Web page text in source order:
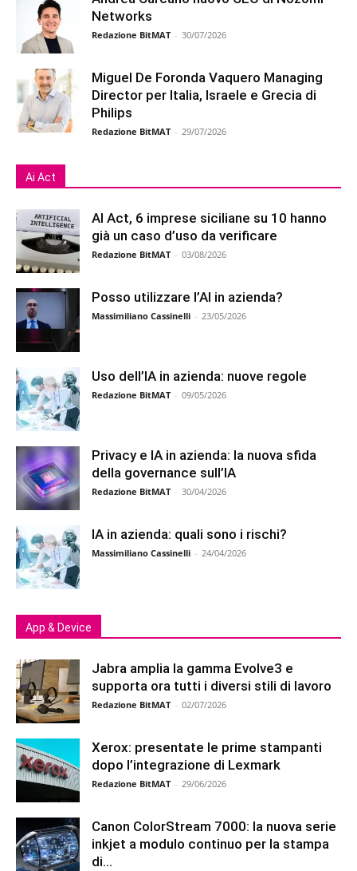
Networks
Redazione BitMAT - 30/07/2026
Miguel De Foronda Vaquero Managing
Director per Italia, Israele e Grecia di
Philips
Redazione BitMAT - 29/07/2026
Ai Act
AI Act, 6 imprese siciliane su 10 hanno
già un caso d’uso da verificare
Redazione BitMAT - 03/08/2026
Posso utilizzare l’AI in azienda?
Massimiliano Cassinelli - 23/05/2026
Uso dell’IA in azienda: nuove regole
Redazione BitMAT - 09/05/2026
Privacy e IA in azienda: la nuova sfida
della governance sull’IA
Redazione BitMAT - 30/04/2026
IA in azienda: quali sono i rischi?
Massimiliano Cassinelli - 24/04/2026
App & Device
Jabra amplia la gamma Evolve3 e
supporta ora tutti i diversi stili di lavoro
Redazione BitMAT - 02/07/2026
Xerox: presentate le prime stampanti
dopo l’integrazione di Lexmark
Redazione BitMAT - 29/06/2026
Canon ColorStream 7000: la nuova serie
inkjet a modulo continuo per la stampa
di...